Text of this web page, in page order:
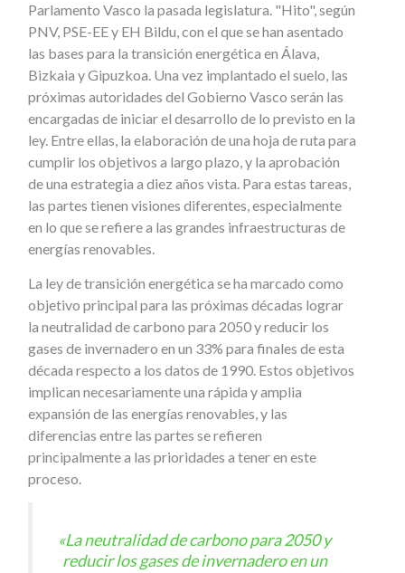
Parlamento Vasco la pasada legislatura. "Hito", según
PNV, PSE-EE y EH Bildu, con el que se han asentado
las bases para la transición energética en Álava,
Bizkaia y Gipuzkoa. Una vez implantado el suelo, las
próximas autoridades del Gobierno Vasco serán las
encargadas de iniciar el desarrollo de lo previsto en la
ley. Entre ellas, la elaboración de una hoja de ruta para
cumplir los objetivos a largo plazo, y la aprobación
de una estrategia a diez años vista. Para estas tareas,
las partes tienen visiones diferentes, especialmente
en lo que se refiere a las grandes infraestructuras de
energías renovables.
La ley de transición energética se ha marcado como
objetivo principal para las próximas décadas lograr
la neutralidad de carbono para 2050 y reducir los
gases de invernadero en un 33% para finales de esta
década respecto a los datos de 1990. Estos objetivos
implican necesariamente una rápida y amplia
expansión de las energías renovables, y las
diferencias entre las partes se refieren
principalmente a las prioridades a tener en este
proceso.
«La neutralidad de carbono para 2050 y
reducir los gases de invernadero en un